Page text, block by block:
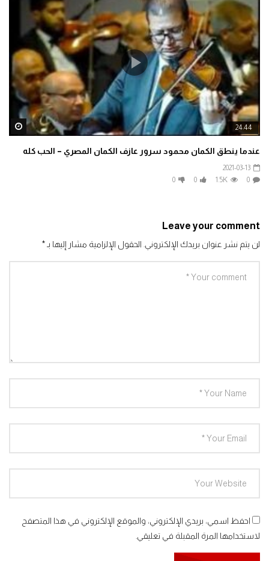
24:44
عندما ينطق الكمان محمود سرور عازف الكمان المصري – الحب كله
2021-03-13
0
1.5K
0
0
Leave your comment
لن يتم نشر عنوان بريدك الإلكتروني. الحقول الإلزامية مشار إليها بـ *
احفظ اسمي، بريدي الإلكتروني، والموقع الإلكتروني في هذا المتصفح
لاستخدامها المرة المقبلة في تعليقي.